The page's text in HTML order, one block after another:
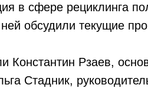
в сфере рециклинга
обсудили текущие
Константин Рзаев,
Стадник,